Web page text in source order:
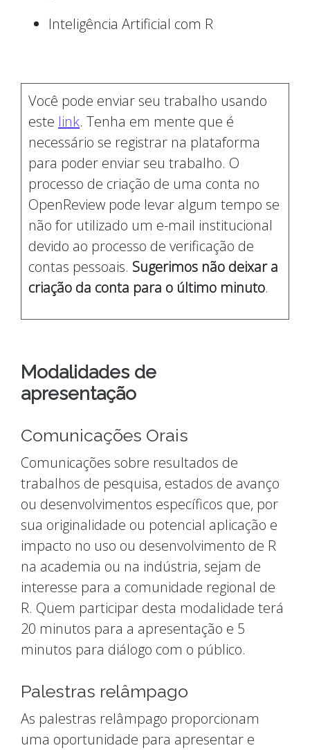
Inteligência Artificial com R
Você pode enviar seu trabalho usando
este link. Tenha em mente que é
necessário se registrar na plataforma
para poder enviar seu trabalho. O
processo de criação de uma conta no
OpenReview pode levar algum tempo se
não for utilizado um e-mail institucional
devido ao processo de verificação de
contas pessoais. Sugerimos não deixar a
criação da conta para o último minuto.
Modalidades de
apresentação
Comunicações Orais
Comunicações sobre resultados de
trabalhos de pesquisa, estados de avanço
ou desenvolvimentos específicos que, por
sua originalidade ou potencial aplicação e
impacto no uso ou desenvolvimento de R
na academia ou na indústria, sejam de
interesse para a comunidade regional de
R. Quem participar desta modalidade terá
20 minutos para a apresentação e 5
minutos para diálogo com o público.
Palestras relâmpago
As palestras relâmpago proporcionam
uma oportunidade para apresentar e